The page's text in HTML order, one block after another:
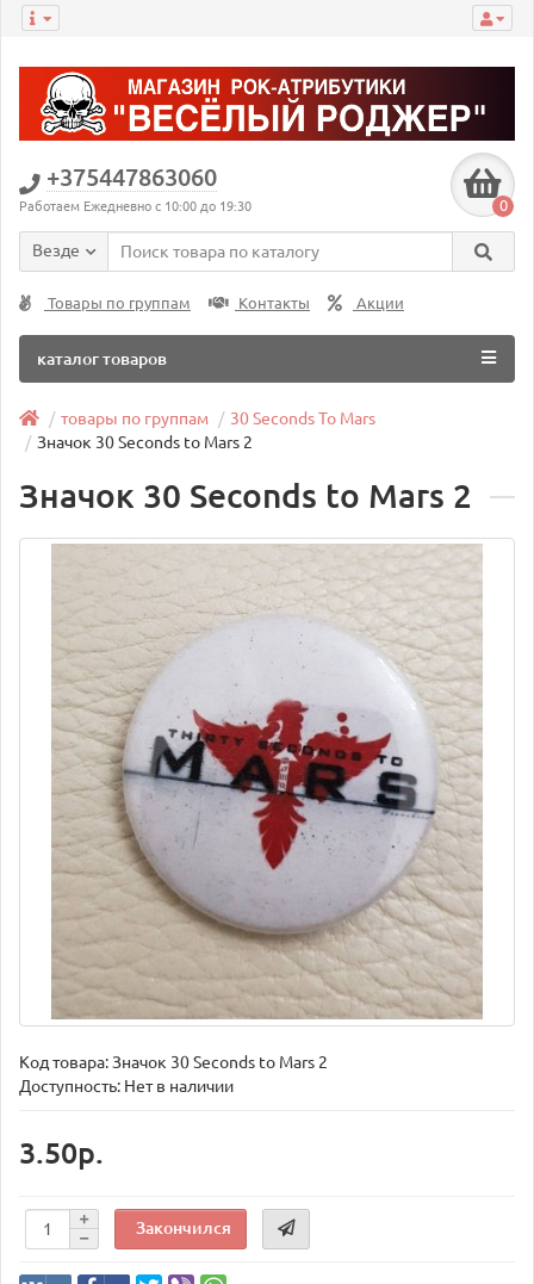
+375447863060
Работаем Ежедневно с 10:00 до 19:30 0
Везде
Товары по группам Контакты Акции
каталог товаров
товары по группам
30 Seconds To Mars
Значок 30 Seconds to Mars 2
Значок 30 Seconds to Mars 2
Код товара:Значок 30 Seconds to Mars 2
Доступность: Нет в наличии
3.50р.
Закончился